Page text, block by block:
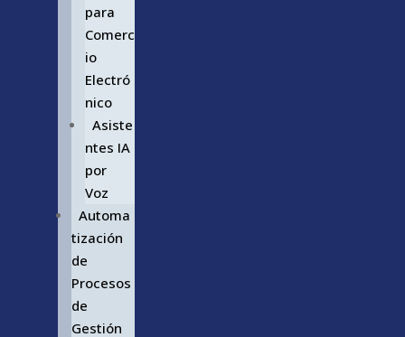
para
Comerc
io
Electró
nico
Asiste
ntes IA
por
Voz
Automa
tización
de
Procesos
de
Gestión